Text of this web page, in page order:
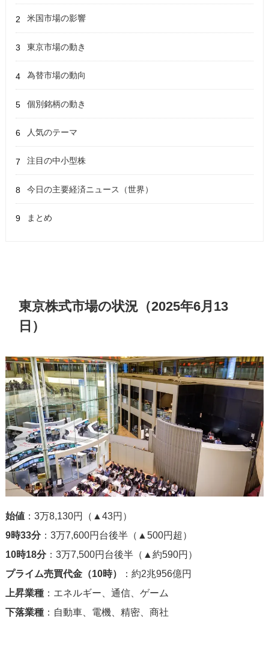
米国市場の影響
東京市場の動き
為替市場の動向
個別銘柄の動き
人気のテーマ
注目の中小型株
今日の主要経済ニュース（世界）
まとめ
東京株式市場の状況（2025年6月13
日）
始値：3万8,130円（▲43円）
9時33分：3万7,600円台後半（▲500円超）
10時18分：3万7,500円台後半（▲約590円）
プライム売買代金（10時）
：約2兆956億円
上昇業種：エネルギー、通信、ゲーム
下落業種：自動車、電機、精密、商社